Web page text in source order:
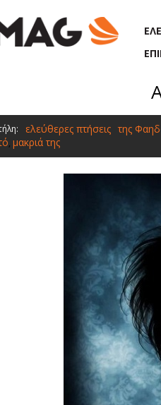
ελεύθερες πτήσεις της
, μακριά της